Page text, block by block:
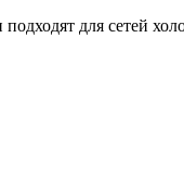
для сетей